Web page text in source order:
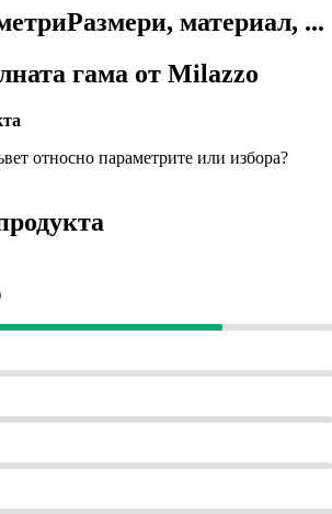
Размери, материал, ...
гама от Milazzo
относно параметрите или избора?